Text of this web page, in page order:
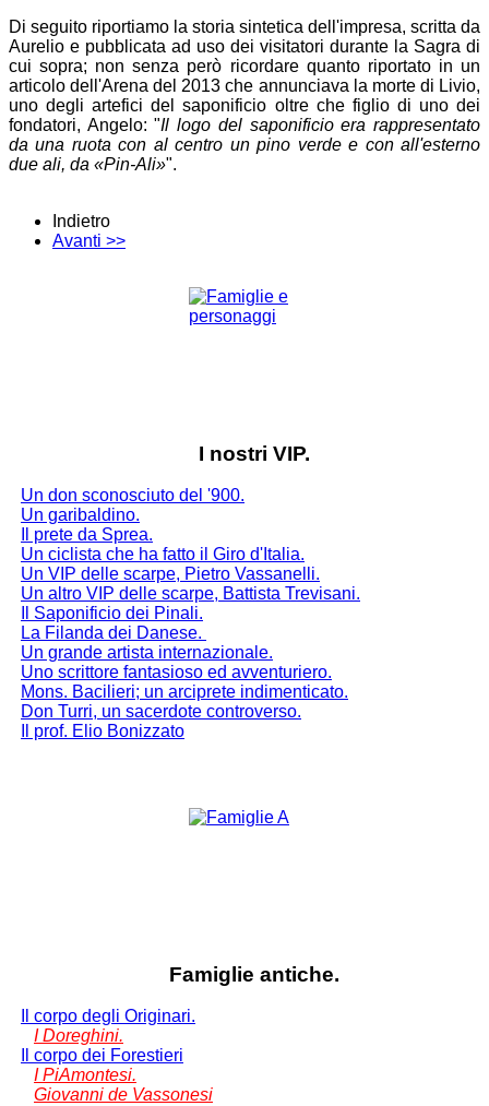
Di seguito riportiamo la storia sintetica dell'impresa, scritta da
Aurelio e pubblicata ad uso dei visitatori durante la Sagra di
cui sopra; non senza però ricordare quanto riportato in un
articolo dell'Arena del 2013 che annunciava la morte di Livio,
uno degli artefici del saponificio oltre che figlio di uno dei
fondatori, Angelo: "Il logo del saponificio era rappresentato
da una ruota con al centro un pino verde e con all'esterno
due ali, da «Pin-Ali»".
Indietro
Avanti >>
I nostri VIP.
Un don sconosciuto del '900.
Un garibaldino.
Il prete da Sprea.
Un ciclista che ha fatto il Giro d'Italia.
Un VIP delle scarpe, Pietro Vassanelli.
Un altro VIP delle scarpe, Battista Trevisani.
Il Saponificio dei Pinali.
La Filanda dei Danese.
Un grande artista internazionale.
Uno scrittore fantasioso ed avventuriero.
Mons. Bacilieri; un arciprete indimenticato.
Don Turri, un sacerdote controverso.
Il prof. Elio Bonizzato
Famiglie antiche.
Il corpo degli Originari.
I Doreghini.
Il corpo dei Forestieri
I PiAmontesi.
Giovanni de Vassonesi